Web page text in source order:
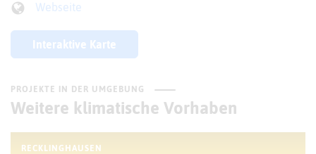
Webseite
Interaktive Karte
PROJEKTE IN DER UMGEBUNG
Weitere klimatische Vorhaben
RECKLINGHAUSEN